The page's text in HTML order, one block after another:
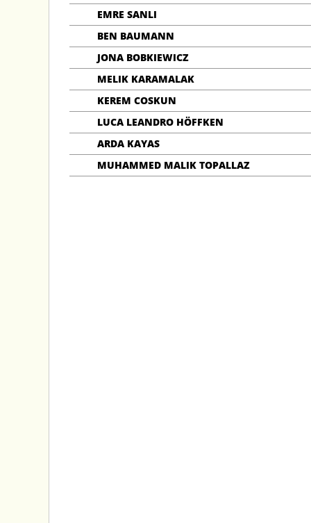
EMRE SANLI
BEN BAUMANN
JONA BOBKIEWICZ
MELIK KARAMALAK
KEREM COSKUN
LUCA LEANDRO HÖFFKEN
ARDA KAYAS
MUHAMMED MALIK TOPALLAZ